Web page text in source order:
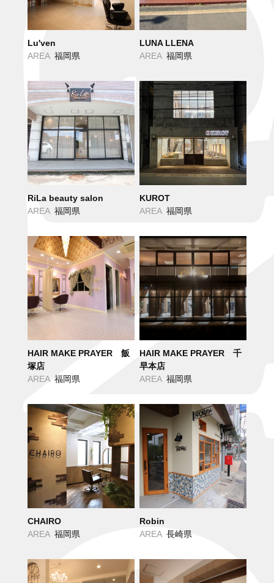
Lu'ven
AREA 福岡県
LUNA LLENA
AREA 福岡県
RiLa beauty salon
AREA 福岡県
KUROT
AREA 福岡県
HAIR MAKE PRAYER 飯
塚店
AREA 福岡県
HAIR MAKE PRAYER 千
早本店
AREA 福岡県
CHAIRO
AREA 福岡県
Robin
AREA 長崎県